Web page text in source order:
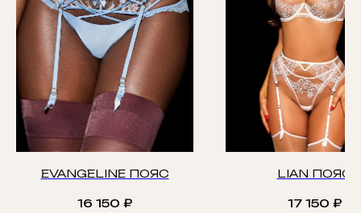
EVANGELINE ПОЯС
16 150 ₽
LIAN ПОЯС
17 150 ₽